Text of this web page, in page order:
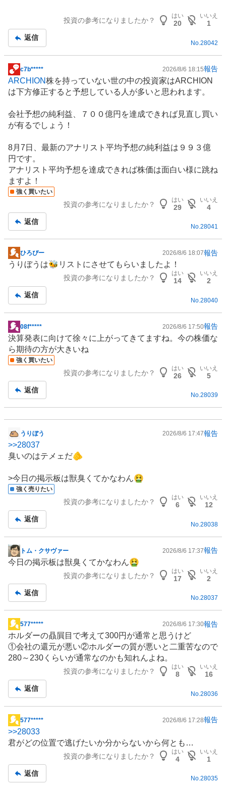
投資の参考になりましたか？
はい
20
いいえ
1
返信
No. 28042
掲
示
板
事
c7b***** 2026/8/6 18:15報告
ARCHION株を持っていない世の中の投資家はARCHION
は下方修正すると予想している人が多いと思われます。
会社予想の純利益、７００億円を達成できれば見直し買い
が有るでしょう！
8月7日、最新のアナリスト平均予想の純利益は９９３億
円です。
アナリスト平均予想を達成できれば株価は面白い様に跳ね
ますよ！
強く買いたい
投資の参考になりましたか？
はい
29
いいえ
4
返信
No.28041
掲
示
事
ひろぴー 2026/8/6 18:07報告
うりぼうは🐝リストにさせてもらいましたよ！
投資の参考になりましたか？
はい
14
いいえ
2
返信
No. 28040
掲
示
板
記
08f***** 2026/8/6 17:50報告
決算発表に向けて徐々に上がってきてますね。今の株価な
ら期待の方が大きいね
強く買いたい
投資の参考になりましたか？
はい
26
いいえ
5
返信
No.28039
掲
示
板
事
うりぼう 2026/8/6 17:47報告
>>28037
臭いのはテメェだ🫵
>今日の掲示板は獣臭くてかなわん🤮
強く売りたい
投資の参考になりましたか？
はい
6
いいえ
12
返信
No. 28038
掲
示
事
トム・クサヴァー 2026/8/6 17:37報告
今日の掲示板は獣臭くてかなわん🤮
投資の参考になりましたか？
はい
17
いいえ
2
返信
No.28037
掲
示
板
記
577***** 2026/8/6 17:30報告
ホルダーの贔屓目で考えて300円が通常と思うけど
①会社の還元が悪い②ホルダーの質が悪いと二重苦なので
280～230くらいが通常なのかも知れんよね。
投資の参考になりましたか？
はい
8
いいえ
16
返信
No. 28036
掲
示
板
577***** 2026/8/6 17:28報告
>>28033
君がどの位置で逃げたいか分からないから何とも…
投資の参考になりましたか？
はい
4
いいえ
1
返信
No.28035